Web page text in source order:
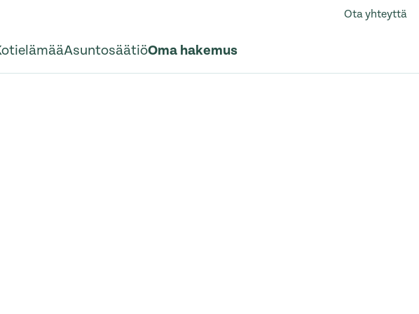
Ota yhteyttä
AsuntosäätiöOma hakemus